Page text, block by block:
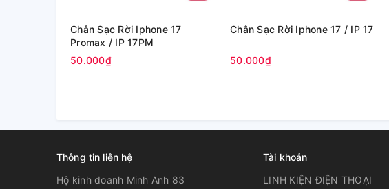
Chân Sạc Rời Iphone 17
Promax / IP 17PM
50.000₫
Chân Sạc Rời Iphone 17 / IP 17
50.000₫
Thông tin liên hệ
Hộ kinh doanh Minh Anh 83
Tài khoản
LINH KIỆN ĐIỆN THOẠI